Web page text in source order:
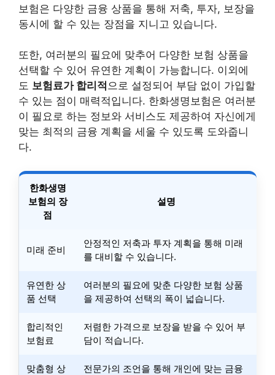
보험은 다양한 금융 상품을 통해 저축, 투자, 보장을
동시에 할 수 있는 장점을 지니고 있습니다.
또한, 여러분의 필요에 맞추어 다양한 보험 상품을
선택할 수 있어 유연한 계획이 가능합니다. 이외에
도 보험료가 합리적 으로 설정되어 부담 없이 가입할
수 있는 점이 매력적입니다. 한화생명보험은 여러분
이 필요로 하는 정보와 서비스도 제공하여 자신에게
맞는 최적의 금융 계획을 세울 수 있도록 도와줍니
다.
한화생명
보험의 장
점
설명
미래 준비
안정적인 저축과 투자 계획을 통해 미래
를 대비할 수 있습니다.
유연한 상
품 선택
여러분의 필요에 맞춘 다양한 보험 상품
을 제공하여 선택의 폭이 넓습니다.
합리적인
보험료
저렴한 가격으로 보장을 받을 수 있어 부
담이 적습니다.
맞춤형 상
전문가의 조언을 통해 개인에 맞는 금융